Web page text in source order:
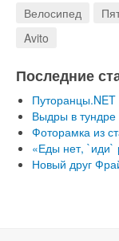
Велосипед
Avito
Последние
Путоранцы.NET
Выдры в тундре
Фоторамка из
«Еды нет, `иди`
Новый друг